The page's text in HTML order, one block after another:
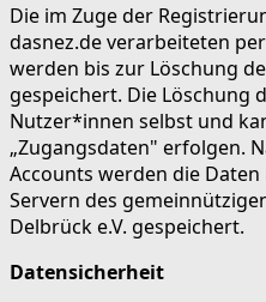
Die im Zuge der
dasnez.de verarbeiteten
werden bis zur Löschung
gespeichert. Die Löschung
Nutzer*innen selbst und
„Zugangsdaten" erfolgen.
Accounts werden die
Servern des
Delbrück e.V. gespeichert.
Datensicherheit